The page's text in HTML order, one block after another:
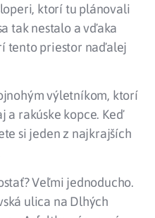
ktorí tu plánovali
tak nestalo a vďaka
tento priestor naďalej
výletníkom, ktorí
a rakúske kopce. Keď
si jeden z najkrajších
Veľmi jednoducho.
ulica na Dlhých